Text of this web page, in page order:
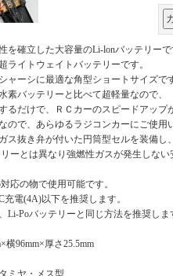
を確立した大容量のLi-lonバッテリーで
ライトウェイトバッテリーです。
ャーシに最適な角型ショートサイズで
素バッテリーと比べて超軽量なので、
るだけで、ＲＣカーのスピードアップ
ので、あらゆるラジコンカーにご使用
ス抜き弁が付いた円筒型セルを装備し、
ーとは異なり強燃性ガスが発生しない
応の物で使用可能です。
充電(4A)以下を推奨します。
Li-Poバッテリーと同じ方法を推奨しま
横96mm×厚さ25.5mm
タミヤ・メス型